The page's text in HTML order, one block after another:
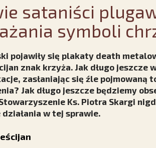
sataniści
symboli
pojawiły się plakaty death
znak krzyża. Jak długo jeszcze
zasłaniając się źle pojmowaną
Jak długo jeszcze będziemy
Ks. Piotra Skargi
w tej sprawie.